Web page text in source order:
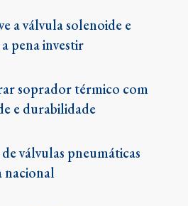
a válvula solenoide e
pena investir
soprador térmico com
e durabilidade
válvulas pneumáticas
nacional